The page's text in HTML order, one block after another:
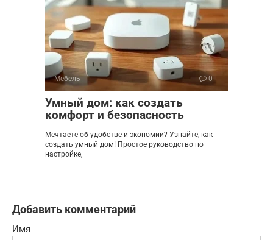
Мебель 0
Умный дом: как создать
комфорт и безопасность
Мечтаете об удобстве и экономии? Узнайте, как
создать умный дом! Простое руководство по
настройке,
Добавить комментарий
Имя